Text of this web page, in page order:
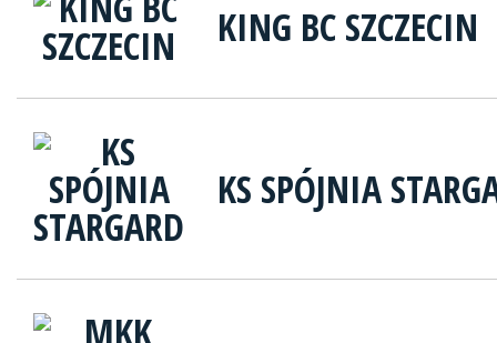
KING BC SZCZECIN
KS SPÓJNIA